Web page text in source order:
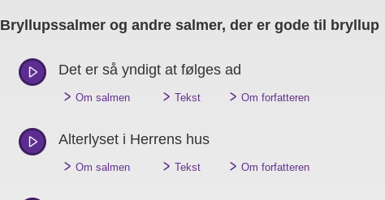
Bryllupssalmer og andre salmer, der er gode til bryllup
Det er så yndigt at følges ad
" Om salmen " Tekst " Om forfatteren
Alterlyset i Herrens hus
" Om salmen " Tekst " Om forfatteren